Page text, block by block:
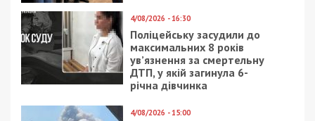
4/08/2026 - 16:30
Поліцейську засудили до
максимальних 8 років
ув’язнення за смертельну
ДТП, у якій загинула 6-
річна дівчинка
4/08/2026 - 15:00